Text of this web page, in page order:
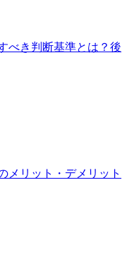
べき判断基準とは？後
メリット・デメリット